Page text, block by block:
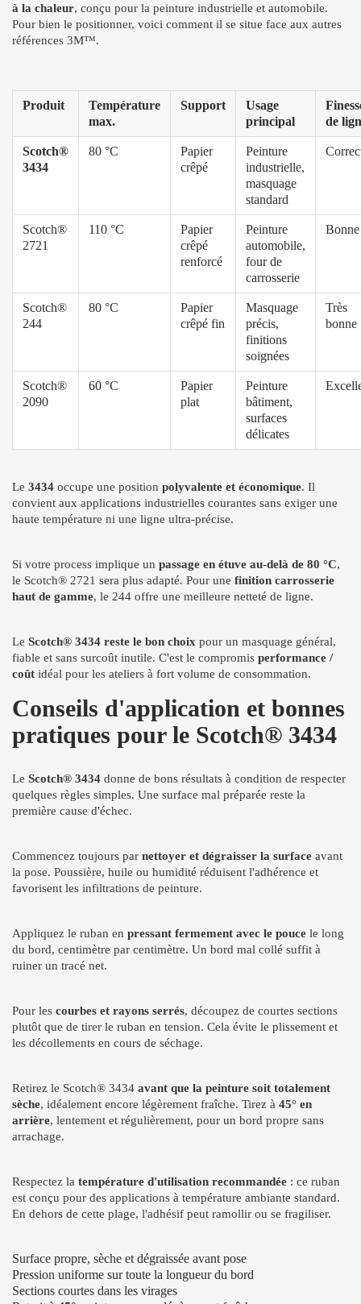
à la chaleur, conçu pour la peinture industrielle et automobile.
Pour bien le positionner, voici comment il se situe face aux autres
références 3M™.
Produit
Température
max.
Support
Usage
principal
de
Scotch®
3434
80 °C
Papier
crêpé
Peinture
industrielle,
masquage
standard
Scotch®
2721
110 °C
Papier
crêpé
renforcé
Peinture
automobile,
four de
carrosserie
Bonne
Scotch®
244
80 °C
Papier
crêpé fin
Masquage
précis,
finitions
soignées
Très
bonne
Scotch®
2090
60 °C
Papier
plat
Peinture
bâtiment,
surfaces
délicates
Le 3434 occupe une position polyvalente et économique. Il
convient aux applications industrielles courantes sans exiger une
haute température ni une ligne ultra-précise.
Si votre process implique un passage en étuve au-delà de 80 °C,
le Scotch® 2721 sera plus adapté. Pour une finition carrosserie
haut de gamme, le 244 offre une meilleure netteté de ligne.
Le Scotch® 3434 reste le bon choix pour un masquage général,
fiable et sans surcoût inutile. C'est le compromis performance /
coût idéal pour les ateliers à fort volume de consommation.
Conseils d'application et bonnes
pratiques pour le Scotch® 3434
Le Scotch® 3434 donne de bons résultats à condition de respecter
quelques règles simples. Une surface mal préparée reste la
première cause d'échec.
Commencez toujours par nettoyer et dégraisser la surface avant
la pose. Poussière, huile ou humidité réduisent l'adhérence et
favorisent les infiltrations de peinture.
Appliquez le ruban en pressant fermement avec le pouce le long
du bord, centimètre par centimètre. Un bord mal collé suffit à
ruiner un tracé net.
Pour les courbes et rayons serrés, découpez de courtes sections
plutôt que de tirer le ruban en tension. Cela évite le plissement et
les décollements en cours de séchage.
Retirez le Scotch® 3434 avant que la peinture soit totalement
sèche, idéalement encore légèrement fraîche. Tirez à 45° en
arrière, lentement et régulièrement, pour un bord propre sans
arrachage.
Respectez la température d'utilisation recommandée : ce ruban
est conçu pour des applications à température ambiante standard.
En dehors de cette plage, l'adhésif peut ramollir ou se fragiliser.
Surface propre, sèche et dégraissée avant pose
Pression uniforme sur toute la longueur du bord
Sections courtes dans les virages